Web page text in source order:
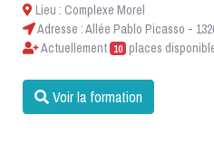
Lieu : Complexe Morel
Adresse : Allée Pablo Picasso -
Actuellement 10 places
Voir la formation